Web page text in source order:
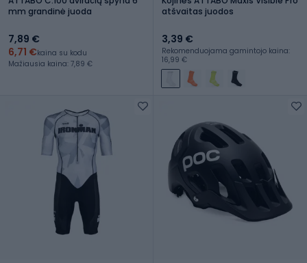
mm grandinė juoda
7,89 €
6,71 €kaina su kodu
Mažiausia kaina: 7,89 €
atšvaitas juodos
3,39 €
Rekomenduojama gamintojo kaina:
16,99 €